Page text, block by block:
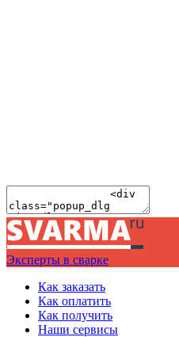
Эксперты в сварке
Как заказать
Как оплатить
Как получить
Наши сервисы